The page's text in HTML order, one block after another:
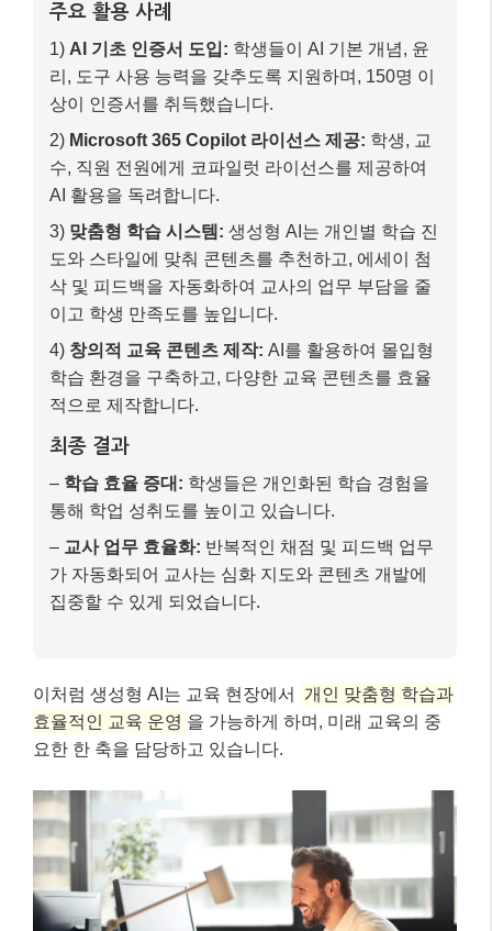
주요 활용 사례
1) AI 기초 인증서 도입: 학생들이 AI 기본 개념, 윤
리, 도구 사용 능력을 갖추도록 지원하며, 150명 이
상이 인증서를 취득했습니다.
2) Microsoft 365 Copilot 라이선스 제공: 학생, 교
수, 직원 전원에게 코파일럿 라이선스를 제공하여
AI 활용을 독려합니다.
3) 맞춤형 학습 시스템: 생성형 AI는 개인별 학습 진
도와 스타일에 맞춰 콘텐츠를 추천하고, 에세이 첨
삭 및 피드백을 자동화하여 교사의 업무 부담을 줄
이고 학생 만족도를 높입니다.
4) 창의적 교육 콘텐츠 제작: AI를 활용하여 몰입형
학습 환경을 구축하고, 다양한 교육 콘텐츠를 효율
적으로 제작합니다.
최종 결과
– 학습 효율 증대: 학생들은 개인화된 학습 경험을
통해 학업 성취도를 높이고 있습니다.
– 교사 업무 효율화: 반복적인 채점 및 피드백 업무
가 자동화되어 교사는 심화 지도와 콘텐츠 개발에
집중할 수 있게 되었습니다.
이처럼 생성형 AI는 교육 현장에서
개인 맞춤형 학습과
효율적인 교육 운영 을 가능하게 하며, 미래 교육의 중
요한 한 축을 담당하고 있습니다.